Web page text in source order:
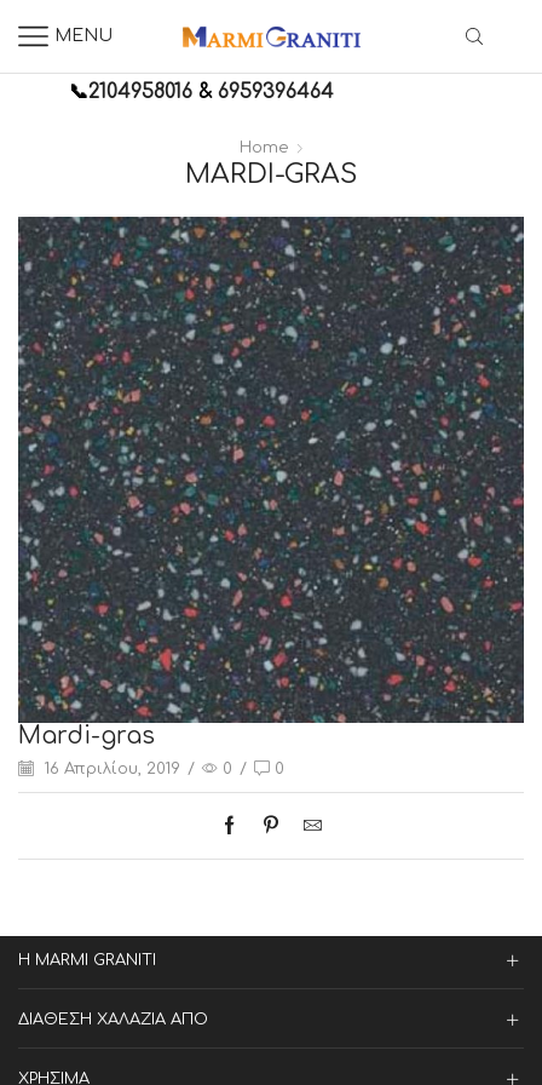
MENU
📞2104958016 &6959396464
Home
MARDI-GRAS
Mardi-gras
16 Απριλίου, 2019 / 0 / 0
Η MARMI GRANITI
ΔΙΑΘΕΣΗ ΧΑΛΑΖΙΑ ΑΠΟ
ΧΡΗΣΙΜΑ